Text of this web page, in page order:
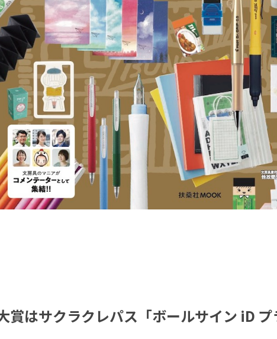
賞はサクラクレパス「ボールサイン iD プ